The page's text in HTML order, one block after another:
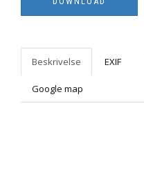
Beskrivelse EXIF
Google map